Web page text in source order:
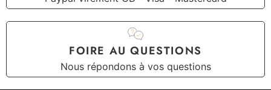
FOIRE AU QUESTIONS
Nous répondons à vos questions